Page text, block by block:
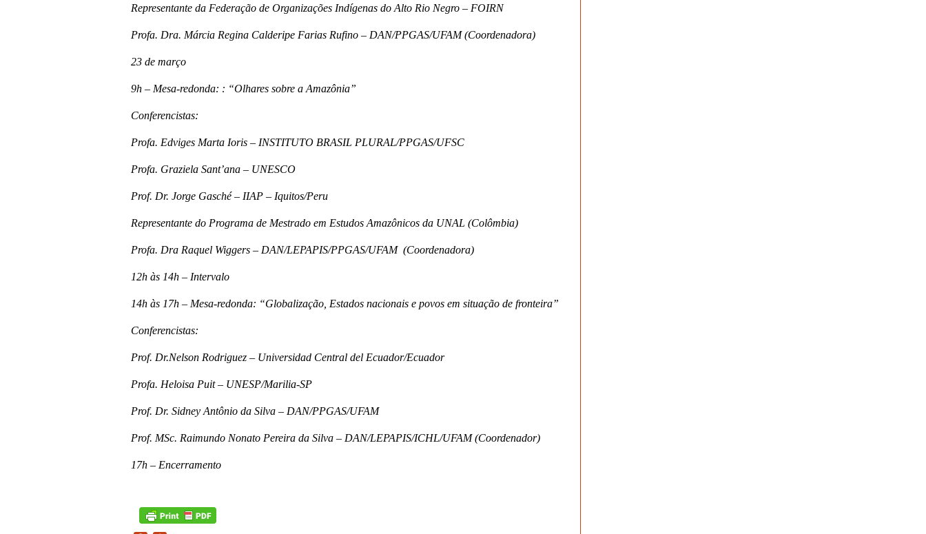
Representante da Federação de Organizações Indígenas do Alto Rio Negro – FOIRN
Profa. Dra. Márcia Regina Calderipe Farias Rufino – DAN/PPGAS/UFAM (Coordenadora)
23 de março
9h – Mesa-redonda: : “Olhares sobre a Amazônia”
Conferencistas:
Profa. Edviges Marta Ioris – INSTITUTO BRASIL PLURAL/PPGAS/UFSC
Profa. Graziela Sant’ana – UNESCO
Prof. Dr. Jorge Gasché – IIAP – Iquitos/Peru
Representante do Programa de Mestrado em Estudos Amazônicos da UNAL (Colômbia)
Profa. Dra Raquel Wiggers – DAN/LEPAPIS/PPGAS/UFAM (Coordenadora)
12h às 14h – Intervalo
14h às 17h – Mesa-redonda: “Globalização, Estados nacionais e povos em situação de fronteira”
Conferencistas:
Prof. Dr.Nelson Rodriguez – Universidad Central del Ecuador/Ecuador
Profa. Heloisa Puit – UNESP/Marilia-SP
Prof. Dr. Sidney Antônio da Silva – DAN/PPGAS/UFAM
Prof. MSc. Raimundo Nonato Pereira da Silva – DAN/LEPAPIS/ICHL/UFAM (Coordenador)
17h – Encerramento